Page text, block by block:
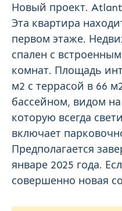
Новый проект.
Эта квартира
первом этаже.
спален с
комнат. Площадь
м2 с террасой в 66
бассейном, видом
которую всегда
включает
Предполагается
январе 2025 года.
совершенно новая